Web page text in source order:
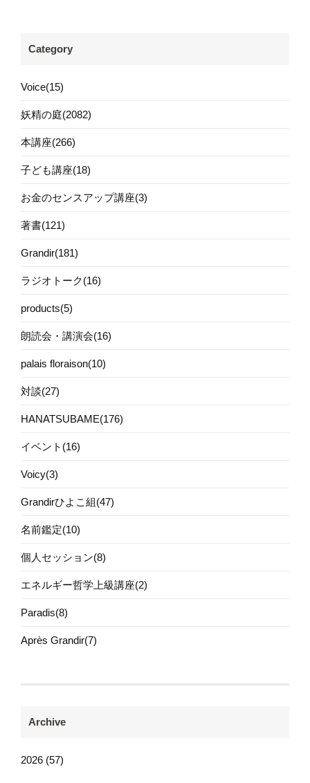
Category
Voice(15)
妖精の庭(2082)
本講座(266)
子ども講座(18)
お金のセンスアップ講座(3)
著書(121)
Grandir(181)
ラジオトーク(16)
products(5)
朗読会・講演会(16)
palais floraison(10)
対談(27)
HANATSUBAME(176)
イベント(16)
Voicy(3)
Grandirひよこ組(47)
名前鑑定(10)
個人セッション(8)
エネルギー哲学上級講座(2)
Paradis(8)
Après Grandir(7)
Archive
2026 (57)